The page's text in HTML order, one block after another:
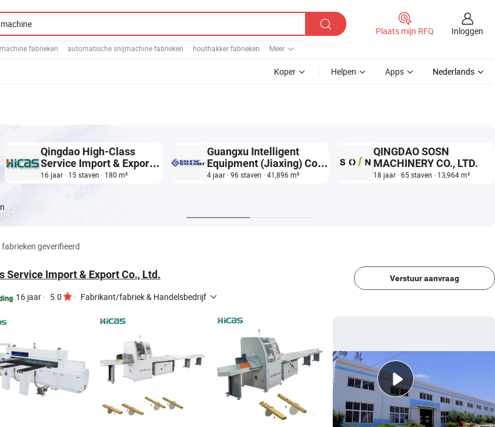
fabrieken automatische snijmachine fabrieken houthakker fabrieken Meer
Plaats mijn RFQ Inloggen
Koper Helpen Apps Nederlands
Qingdao High-Class
Service Import & Export
Co., Ltd.
16 jaar · 15 staven · 180 m²
Guangxu Intelligent
Equipment (Jiaxing) Co.,
Ltd.
4 jaar · 96 staven · 41,896 m²
QINGDAO SOSN
MACHINERY CO., LTD.
18 jaar · 65 staven · 13,964 m²
geverifieerd
Service Import & Export Co., Ltd.
16 jaar · 5.0 · Fabrikant/fabriek & Handelsbedrijf
Verstuur aanvraag